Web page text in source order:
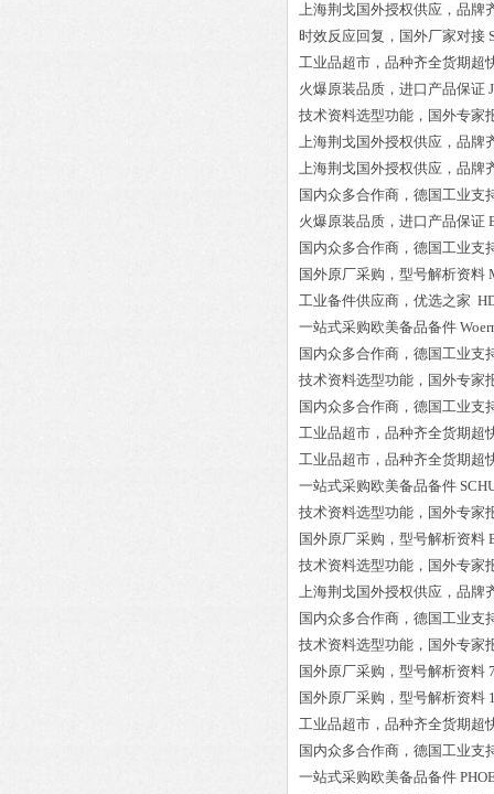
上海荆戈国外授权供应，品牌
时效反应回复，国外厂家对接
工业品超市，品种齐全货期超
火爆原装品质，进口产品保证
技术资料选型功能，国外专家
上海荆戈国外授权供应，品牌
上海荆戈国外授权供应，品牌
国内众多合作商，德国工业支
火爆原装品质，进口产品保证
国内众多合作商，德国工业支
国外原厂采购，型号解析资料
工业备件供应商，优选之家
一站式采购欧美备品备件
国内众多合作商，德国工业支
技术资料选型功能，国外专家
国内众多合作商，德国工业支
工业品超市，品种齐全货期超
工业品超市，品种齐全货期超
一站式采购欧美备品备件
技术资料选型功能，国外专家
国外原厂采购，型号解析资料
技术资料选型功能，国外专家
上海荆戈国外授权供应，品牌
国内众多合作商，德国工业支
技术资料选型功能，国外专家
国外原厂采购，型号解析资料
国外原厂采购，型号解析资料
工业品超市，品种齐全货期超
国内众多合作商，德国工业支
一站式采购欧美备品备件